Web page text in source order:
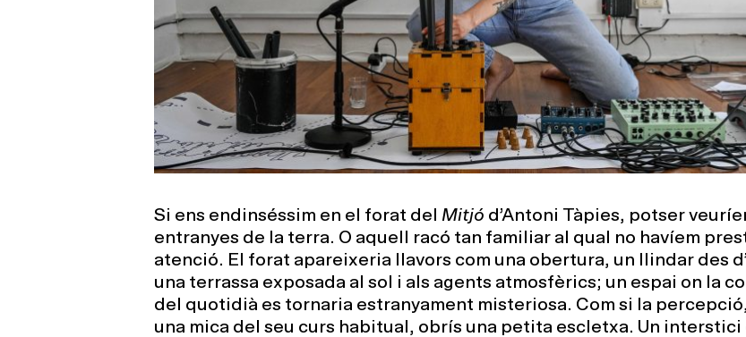
Si ens endinséssim en el forat del Mitjó d’Antoni Tàpies, potser
entranyes de la terra. O aquell racó tan familiar al qual no havíem
atenció. El forat apareixeria llavors com una obertura, un llindar des
una terrassa exposada al sol i als agents atmosfèrics; un espai on la
del quotidià es tornaria estranyament misteriosa. Com si la
una mica del seu curs habitual, obrís una petita escletxa. Un